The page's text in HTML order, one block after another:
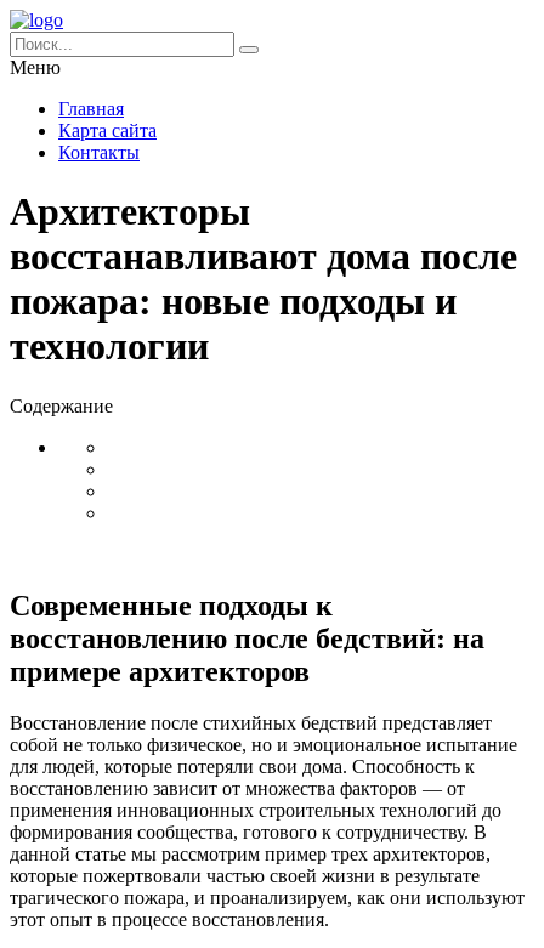
Меню
Главная
Карта сайта
Контакты
Архитекторы
восстанавливают дома после
пожара: новые подходы и
технологии
Содержание
Современные подходы к
восстановлению после бедствий: на
примере архитекторов
Восстановление после стихийных бедствий представляет
собой не только физическое, но и эмоциональное испытание
для людей, которые потеряли свои дома. Способность к
восстановлению зависит от множества факторов — от
применения инновационных строительных технологий до
формирования сообщества, готового к сотрудничеству. В
данной статье мы рассмотрим пример трех архитекторов,
которые пожертвовали частью своей жизни в результате
трагического пожара, и проанализируем, как они используют
этот опыт в процессе восстановления.